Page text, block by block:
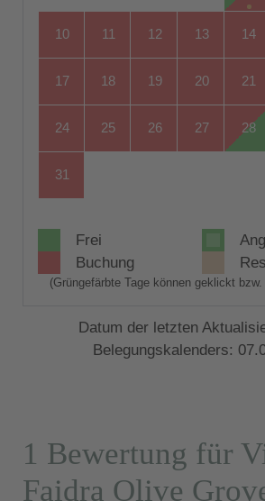
10 11 12 13 14
17 18 19 20 21
24 25 26 27 28
31
Frei
Buchung
(Grüngefärbte Tage können geklickt
Datum der letzten
Belegungskalenders:
1 Bewertung für
Faidra Olive